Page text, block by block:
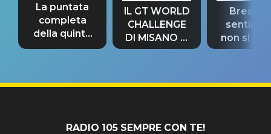
La puntata
completa
della quinta
tappa
IL GT WORLD
CHALLENGE
DI MISANO si
riconferma
Bresh:
non si
fino alla
RADIO 105 SEMPRE CON TE!